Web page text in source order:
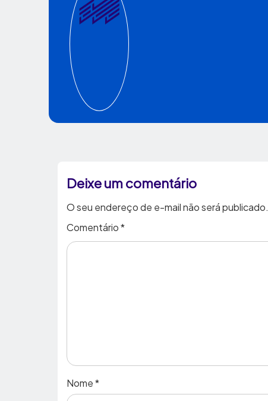
Deixe um comentário
O seu endereço de e-mail não será publicado.
Comentário*
Nome*